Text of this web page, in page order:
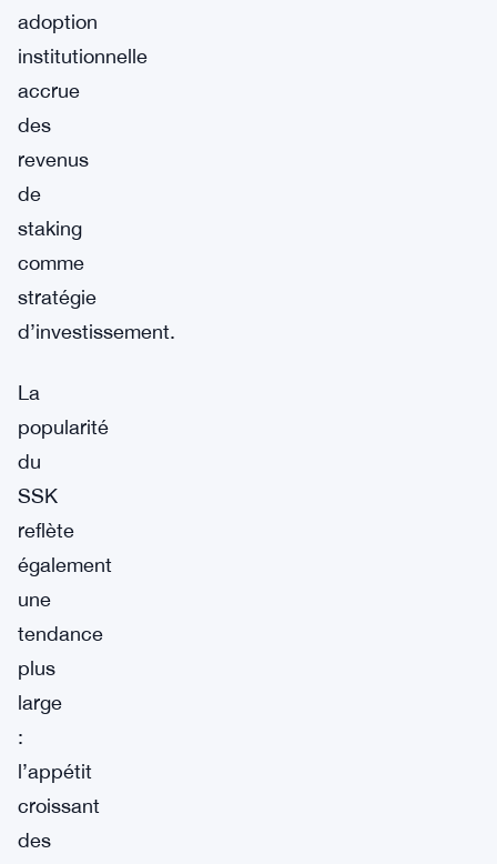
adoption
institutionnelle
accrue
des
revenus
de
staking
comme
stratégie
d’investissement.
La
popularité
du
SSK
reflète
également
une
tendance
plus
large
:
l’appétit
croissant
des